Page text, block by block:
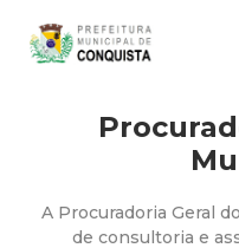
conteúdo
principal
P
f
A Procuradoria Geral
de consultoria e